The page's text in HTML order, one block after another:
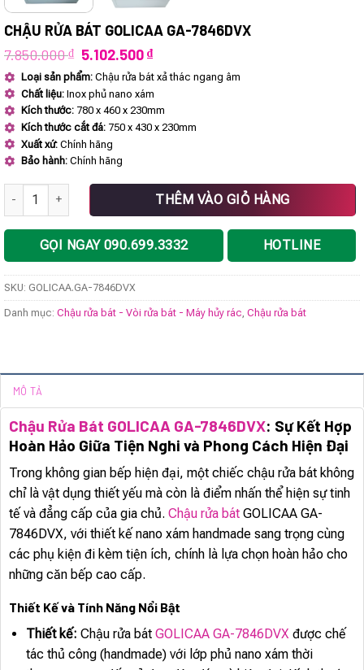
CHẬU RỬA BÁT GOLICAA GA-7846DVX
7.850.000₫ Giá
gốc
là:
7.850.000 ₫.
5.102.500₫Giá
hiện
tại
là:
5.102.500 ₫.
Loại sản phẩm: Chậu rửa bát xả thác ngang âm
Chất liệu: Inox phủ nano xám
Kích thước: 780 x 460 x 230mm
Kích thước cắt đá: 750 x 430 x 230mm
Xuất xứ: Chính hãng
Bảo hành: Chính hãng
Chậu rửa bát GOLICAA GA-7846DVX số lượng
THÊM VÀO GIỎ HÀNG
GỌI NGAY 090.699.3332 HOTLINE
SKU: GOLICAA.GA-7846DVX
Danh mục: Chậu rửa bát - Vòi rửa bát - Máy hủy rác Chậu rửa bát
MÔ TẢ
Chậu Rửa Bát GOLICAA GA-7846DVX: Sự Kết Hợp
Hoàn Hảo Giữa Tiện Nghi và Phong Cách Hiện Đại
Trong không gian bếp hiện đại, một chiếc chậu rửa bát không
chỉ là vật dụng thiết yếu mà còn là điểm nhấn thể hiện sự tinh
tế và đẳng cấp của gia chủ. Chậu rửa bát GOLICAA GA-
7846DVX, với thiết kế nano xám handmade sang trọng cùng
các phụ kiện đi kèm tiện ích, chính là lựa chọn hoàn hảo cho
những căn bếp cao cấp.
Thiết Kế và Tính Năng Nổi Bật
Thiết kế: Chậu rửa bát GOLICAA GA-7846DVX được chế
tác thủ công (handmade) với lớp phủ nano xám thời